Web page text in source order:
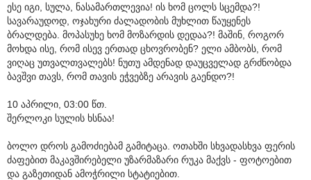
ესე იგი, სულა, ნასამართლევია! ის ხომ ცოლს სცემდა?!
სავარაუდოდ, ოჯახური ძალადობის მუხლით წაუყენეს
ბრალდება. მოპასუხე ხომ მოზარდის დედაა?! მაშინ, როგორ
მოხდა ისე, რომ ისევ ერთად ცხოვრობენ? ელი ამბობს, რომ
ვიღაც უთვალთვალებს! ნუთუ ამდენად დაუცველად გრძნობდა
ბავშვი თავს, რომ თავის ეჭვებზე არავის გაენდო?!
10 აპრილი, 03:00 წთ.
შერლოკი სულის ხსნაა!
ბოლო დროს გამოძიებამ გამიტაცა. ოთახში სხვადასხვა ფერის
ძაფებით მაკავშირებელი უზარმაზარი რუკა მაქვს - ფოტოებით
და გაზეთიდან ამოჭრილი სტატიებით.